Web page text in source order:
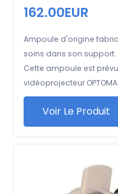
162.00EUR
Ampoule d'origine
soins dans son support.
Cette ampoule est
vidéoprojecteur
Voir Le Produit